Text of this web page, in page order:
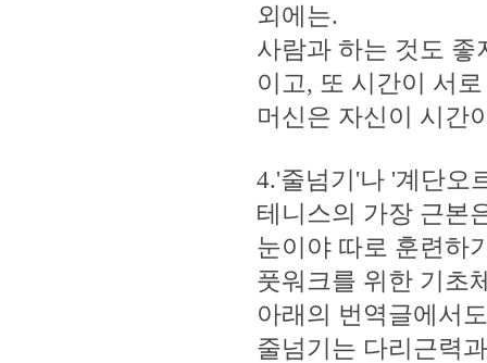
외에는.
사람과 하는 것도 좋
이고, 또 시간이 서
머신은 자신이 시간
4.'줄넘기'나 '계단오
테니스의 가장 근본
눈이야 따로 훈련하
풋워크를 위한 기초
아래의 번역글에서
줄넘기는 다리근력